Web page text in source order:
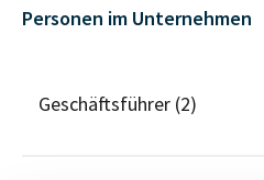
Personen im Unternehmen
Geschäftsführer (2)